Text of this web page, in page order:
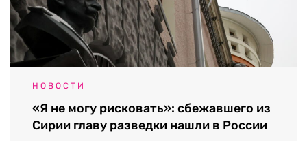
НОВОСТИ
«Я не могу рисковать»: сбежавшего из
Сирии главу разведки нашли в России